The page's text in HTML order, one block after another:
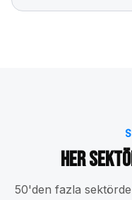
Her
50'den fazla